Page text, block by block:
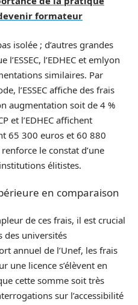
formateur
isolée ; d’autres grandes
l’EDHEC et emlyon
similaires. Par
l’ESSEC affiche des frais
augmentation soit de 4 %
et l’EDHEC affichent
65 300 euros et 60 880
le constat d’une
élitistes.
en comparaison
de ces frais, il est crucial
des universités
annuel de l’Unef, les frais
une licence s’élèvent en
cette somme soit très
sur l’accessibilité